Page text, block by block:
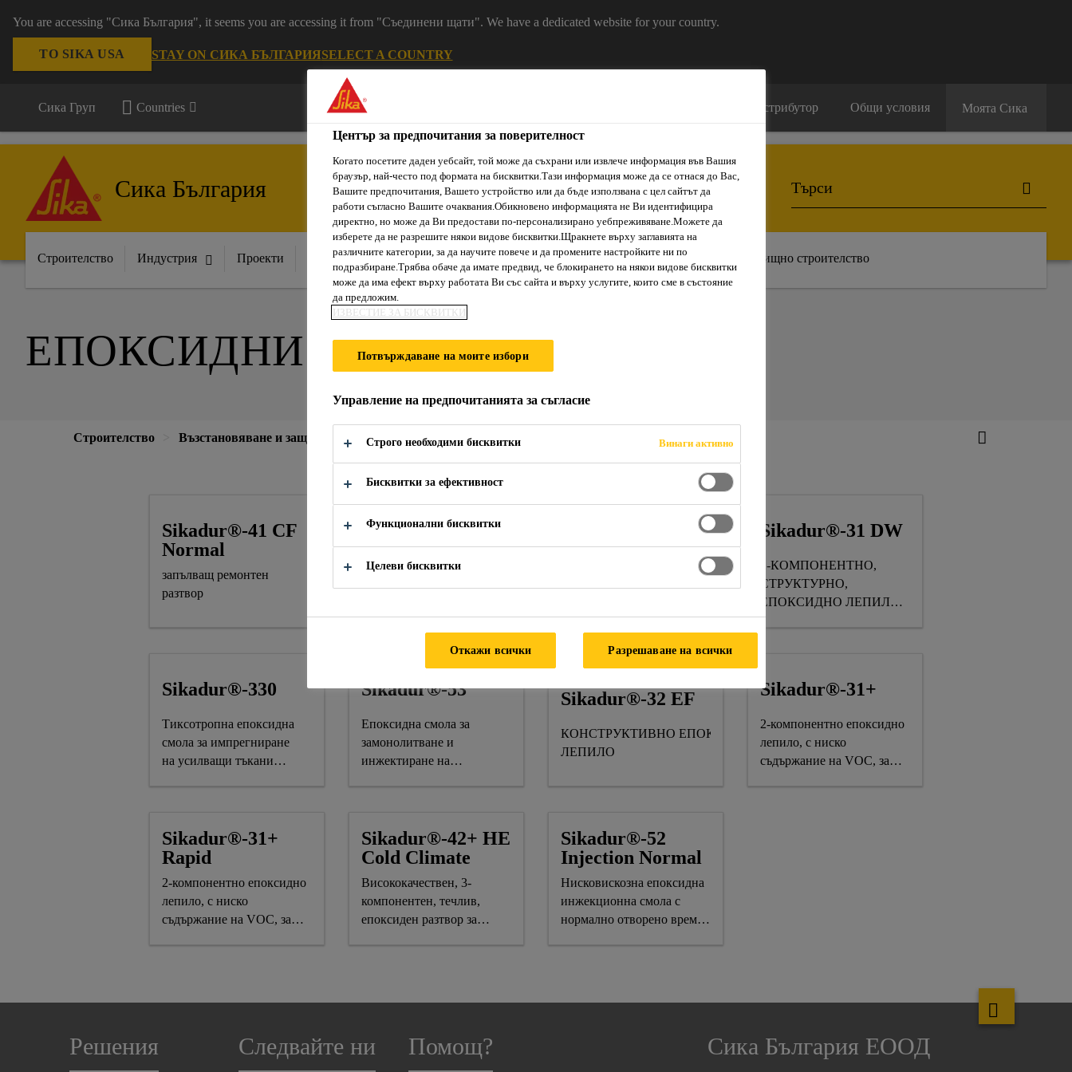
You are accessing "Сика България", it seems you are accessing it from "Съединени щати". We have a dedicated website for your country.
TO SIKA USA STAY ON СИКА БЪЛГАРИЯSELECT A COUNTRY
Сика Груп Countries Намери дистрибутор Общи условия Моята Сика
Сика България
Строителство Индустрия Проекти Документи & Ресурси Услуги и Обучения За нас Сика Каталог Жилищно строителство
ЕПОКСИДНИ СЪСТАВИ
Строителство Възстановяване и защита Епоксидни състави
Sikadur®-41 CF
Normal
запълващ ремонтен
разтвор
Sikadur®-30
2-компонентно епоксидно
допълнителна армировка
SikaWrap®
Sikadur®-31 DW
2-КОМПОНЕНТНО,
СТРУКТУРНО,
ЕПОКСИДНО ЛЕПИЛО,
С ОДОБРЕНИЕ ЗА
Sikadur®-330
Тиксотропна епоксидна
смола за импрегниране
на усилващи тъкани
Sikadur®-53
Епоксидна смола за
замонолитване и
инжектиране на
Sikadur®-32 EF
КОНСТРУКТИВНО ЕПОКСИДНО
ЛЕПИЛО
Sikadur®-31+
2-компонентно епоксидно
лепило, с ниско
съдържание на VOC, за
Sikadur®-31+
Rapid
2-компонентно епоксидно
лепило, с ниско
съдържание на VOC, за
Sikadur®-42+ HE
Cold Climate
Висококачествен, 3-
компонентен, течлив,
епоксиден разтвор за
Sikadur®-52
Injection Normal
Нисковискозна епоксидна
инжекционна смола с
нормално отворено време
Решения Следвайте ни Помощ? Сика България ЕООД
Център за предпочитания за поверителност
Когато посетите даден уебсайт, той може да съхрани или извлече информация във Вашия
браузър, най-често под формата на бисквитки.Тази информация може да се отнася до Вас,
Вашите предпочитания, Вашето устройство или да бъде използвана с цел сайтът да
работи съгласно Вашите очаквания.Обикновено информацията не Ви идентифицира
директно, но може да Ви предостави по-персонализирано уебпреживяване.Можете да
изберете да не разрешите някои видове бисквитки.Щракнете върху заглавията на
различните категории, за да научите повече и да промените настройките ни по
подразбиране.Трябва обаче да имате предвид, че блокирането на някои видове бисквитки
може да има ефект върху работата Ви със сайта и върху услугите, които сме в състояние
да предложим.
ИЗВЕСТИЕ ЗА БИСКВИТКИ
Потвърждаване на моите избори
Управление на предпочитанията за съгласие
Строго необходими бисквитки Винаги активно
Бисквитки за ефективност
Функционални бисквитки
Целеви бисквитки
Откажи всички Разрешаване на всички